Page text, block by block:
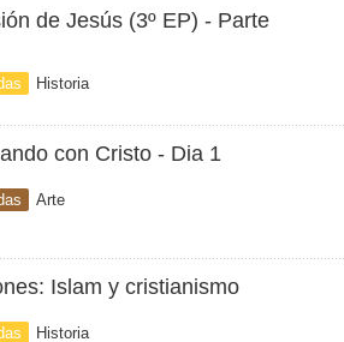
de Jesús (3º EP) - Parte
Historia
con Cristo - Dia 1
Arte
Islam y cristianismo
Historia